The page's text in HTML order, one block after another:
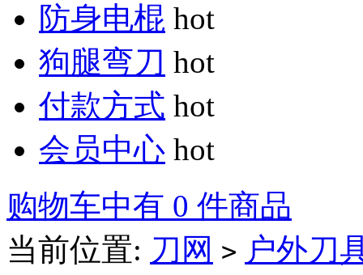
防身电棍 hot
狗腿弯刀 hot
付款方式 hot
会员中心 hot
购物车中有 0 件商品
当前位置: 刀网 > 户外刀